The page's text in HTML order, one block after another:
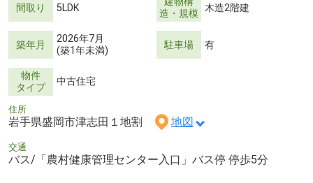
間取り 5LDK
造・規模 木造2階建
築年月
2026年7月
(築1年未満)
駐車場 有
物件
タイプ
中古住宅
住所
岩手県盛岡市津志田１地割 地図
交通
バス/「農村健康管理センター入口」バス停 停歩5分